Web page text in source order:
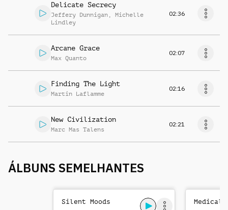
Delicate Secrecy
Jeffery Dunnigan , Michelle
Lindley
02:36
Arcane Grace
Max Quanto
02:07
Finding The Light
Martin Laflamme
02:16
New Civilization
Marc Mas Talens
02:21
ÁLBUNS SEMELHANTES
Silent Moods Medical